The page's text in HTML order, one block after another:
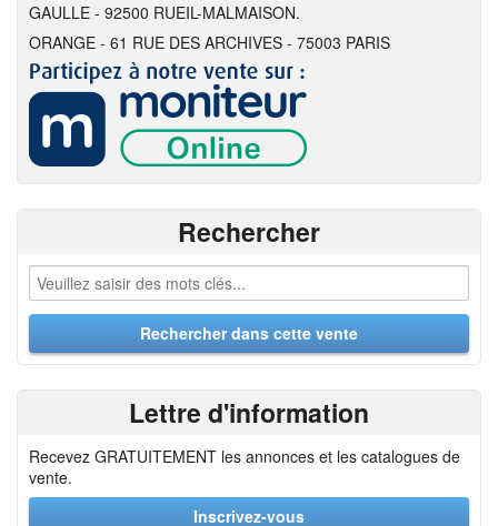
GAULLE - 92500 RUEIL-MALMAISON.
ORANGE - 61 RUE DES ARCHIVES - 75003 PARIS
Rechercher
Lettre d'information
Recevez GRATUITEMENT les annonces et les catalogues de
vente.
Inscrivez-vous